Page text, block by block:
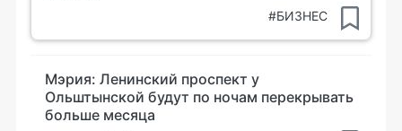
#БИЗНЕС
Мэрия: Ленинский проспект у
Ольштынской будут по ночам перекрывать
больше месяца